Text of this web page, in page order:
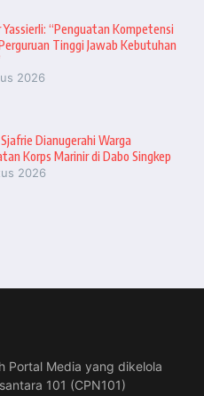
Yassierli: “Penguatan Kompetensi
Tinggi Jawab Kebutuhan
2026
Dianugerahi Warga
Korps Marinir di Dabo Singkep
2026
Portal Media yang dikelola
101 (CPN101)